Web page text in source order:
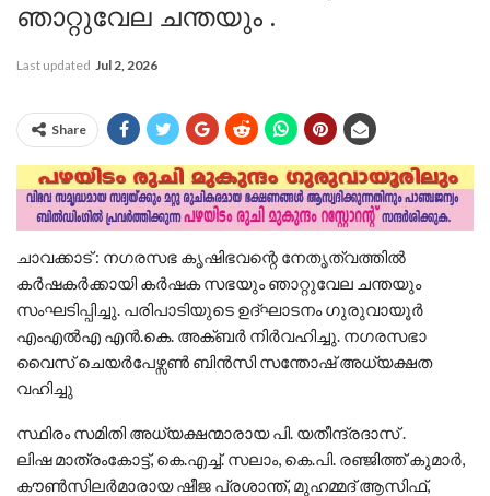
ഞാറ്റുവേല ചന്തയും .
Last updated Jul 2, 2026
Share
ചാവക്കാട് : നഗരസഭ കൃഷിഭവന്റെ നേതൃത്വത്തിൽ
കർഷകർക്കായി കർഷക സഭയും ഞാറ്റുവേല ചന്തയും
സംഘടിപ്പിച്ചു. പരിപാടിയുടെ ഉദ്ഘാടനം ഗുരുവായൂർ
എംഎൽഎ എൻ.കെ. അക്ബർ നിർവഹിച്ചു. ​നഗരസഭാ
വൈസ് ചെയർപേഴ്സൺ ബിൻസി സന്തോഷ് അധ്യക്ഷത
വഹിച്ചു
സ്ഥിരം സമിതി അധ്യക്ഷന്മാരായ പി. യതീന്ദ്രദാസ് .
ലിഷ മാത്രംകോട്ട്, കെ.എച്ച്. സലാം, കെ.പി. രഞ്ജിത്ത് കുമാർ,
കൗൺസിലർമാരായ ഷീജ പ്രശാന്ത്, മുഹമ്മദ് ആസിഫ്,